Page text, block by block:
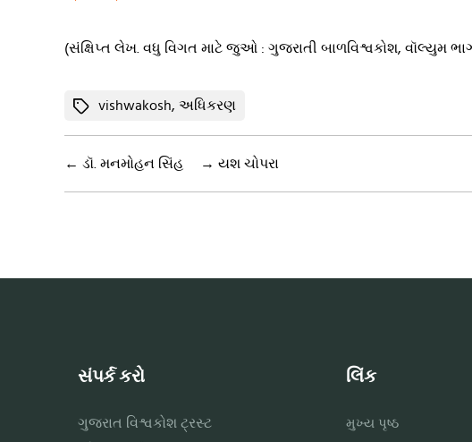
(સંક્ષિપ્ત લેખ. વધુ વિગત માટે જુઓ : ગુજરાતી બાળવિશ્વકોશ, વૉલ્યુમ
Tagsvishwakosh, અધિકરણ
← ડૉ. મનમોહન સિંહ → યશ ચોપરા
સંપર્ક કરો
ગુજરાત વિશ્વકોશ ટ્રસ્ટ
લિંક
મુખ્ય પૃષ્ઠ